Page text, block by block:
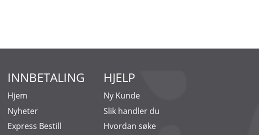
INNBETALING
Hjem
Nyheter
Express Bestill
HJELP
Ny Kunde
Slik handler du
Hvordan søke